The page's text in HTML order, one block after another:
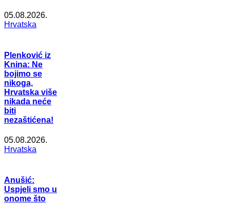
05.08.2026.
Hrvatska
Plenković iz
Knina: Ne
bojimo se
nikoga,
Hrvatska više
nikada neće
biti
nezaštićena!
05.08.2026.
Hrvatska
Anušić:
Uspjeli smo u
onome što